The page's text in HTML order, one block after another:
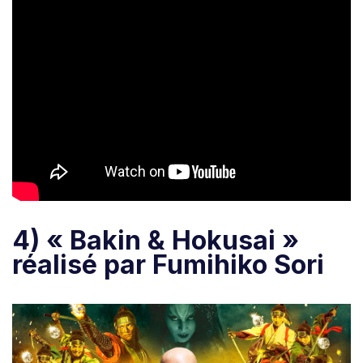
4) « Bakin & Hokusai »
réalisé par Fumihiko Sori